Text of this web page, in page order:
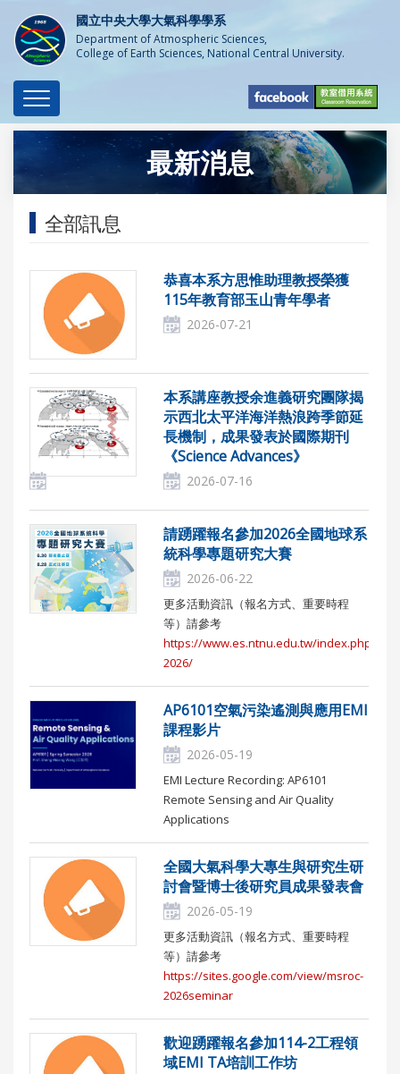
國立中央大學大氣科學學系
Department of Atmospheric Sciences,
College of Earth Sciences, National Central University.
Toggle
navigation
最新消息
全部訊息
恭喜本系方思惟助理教授榮獲
115年教育部玉山青年學者
2026-07-21
本系講座教授余進義研究團隊揭
示西北太平洋海洋熱浪跨季節延
長機制，成果發表於國際期刊
《Science Advances》
2026-07-16
請踴躍報名參加2026全國地球系
統科學專題研究大賽
2026-06-22
更多活動資訊（報名方式、重要時程
等）請參考
https://www.es.ntnu.edu.tw/index.php/
2026/
AP6101空氣污染遙測與應用EMI
課程影片
2026-05-19
EMI Lecture Recording: AP6101
Remote Sensing and Air Quality
Applications
全國大氣科學大專生與研究生研
討會暨博士後研究員成果發表會
2026-05-19
更多活動資訊（報名方式、重要時程
等）請參考
https://sites.google.com/view/msroc-
2026seminar
歡迎踴躍報名參加114-2工程領
域EMI TA培訓工作坊